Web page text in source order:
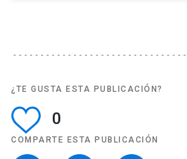
¿TE GUSTA ESTA PUBLICACIÓN?
0
COMPARTE ESTA PUBLICACIÓN